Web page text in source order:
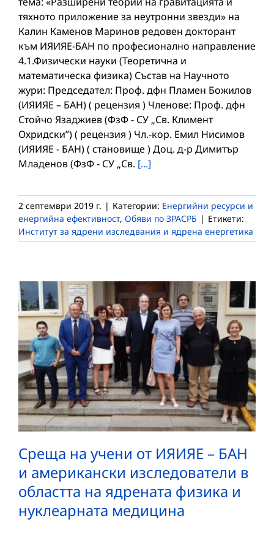
тяхното приложение за неутронни звезди» на
Калин Каменов Маринов редовен докторант
към ИЯИЯЕ-БАН по професионално направление
4.1.Физически науки (Теоретична и
математическа физика) Състав на Научното
жури: Председател: Проф. дфн Пламен Божилов
(ИЯИЯЕ – БАН) ( рецензия ) Членове: Проф. дфн
Стойчо Язаджиев (ФзФ - СУ „Св. Климент
Охридски”) ( рецензия ) Чл.-кор. Емил Нисимов
(ИЯИЯЕ - БАН) ( становище ) Доц. д-р Димитър
Младенов (ФзФ - СУ „Св. [...]
2 септември 2019 г. | Категории: Енергийни ресурси и
енергийна ефективност, Обяви по ЗРАСРБ | Етикети:
Институт за ядрени изследвания и ядрена енергетика
Среща на учени от ИЯИЯЕ – БАН
и американски изследователи в
областта на ядрената физика и
нуклеарната медицина